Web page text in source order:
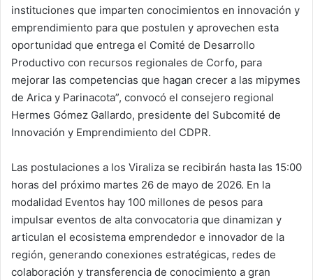
instituciones que imparten conocimientos en innovación y
emprendimiento para que postulen y aprovechen esta
oportunidad que entrega el Comité de Desarrollo
Productivo con recursos regionales de Corfo, para
mejorar las competencias que hagan crecer a las mipymes
de Arica y Parinacota”, convocó el consejero regional
Hermes Gómez Gallardo, presidente del Subcomité de
Innovación y Emprendimiento del CDPR.
Las postulaciones a los Viraliza se recibirán hasta las 15:00
horas del próximo martes 26 de mayo de 2026. En la
modalidad Eventos hay 100 millones de pesos para
impulsar eventos de alta convocatoria que dinamizan y
articulan el ecosistema emprendedor e innovador de la
región, generando conexiones estratégicas, redes de
colaboración y transferencia de conocimiento a gran